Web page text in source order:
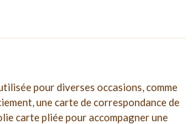
pour diverses occasions, comme
une carte de correspondance de
carte pliée pour accompagner une